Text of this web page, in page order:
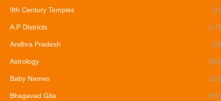
9th Century Temples (1)
A.P Districts (17)
Andhra Pradesh (5)
Astrology (38)
Baby Names (22)
Bhagavad Gita (91)